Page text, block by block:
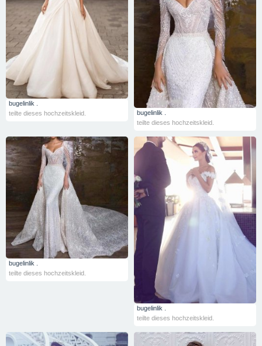
bugelinlik .
teilte dieses hochzeitskleid.
bugelinlik .
teilte dieses hochzeitskleid.
bugelinlik .
teilte dieses hochzeitskleid.
bugelinlik .
teilte dieses hochzeitskleid.